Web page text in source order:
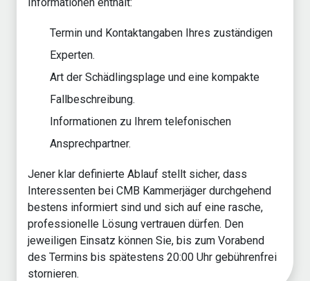
Termin und Kontaktangaben Ihres zuständigen
Experten.
Art der Schädlingsplage und eine kompakte
Fallbeschreibung.
Informationen zu Ihrem telefonischen
Ansprechpartner.
Jener klar definierte Ablauf stellt sicher, dass
Interessenten bei CMB Kammerjäger durchgehend
bestens informiert sind und sich auf eine rasche,
professionelle Lösung vertrauen dürfen. Den
jeweiligen Einsatz können Sie, bis zum Vorabend
des Termins bis spätestens 20:00 Uhr gebührenfrei
stornieren.